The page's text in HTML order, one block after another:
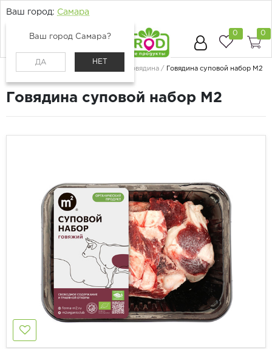
Ваш город: Самара
Ваш город Самара?
ДА НЕТ
0 0
Говядина Говядина суповой набор М2
Говядина суповой набор М2